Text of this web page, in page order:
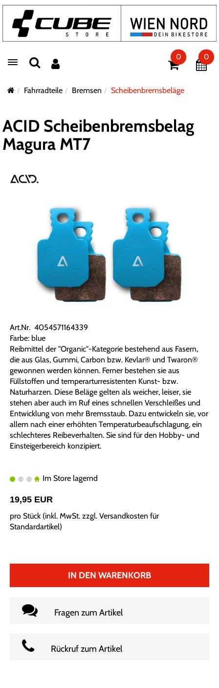
Toggle navigation
0 0
Fahrradteile Bremsen Scheibenbremsbeläge
ACID Scheibenbremsbelag
Magura MT7
Art.Nr. 4054571164339
Farbe: blue
Reibmittel der "Organic"-Kategorie bestehend aus Fasern,
die aus Glas, Gummi, Carbon bzw. Kevlar® und Twaron®
gewonnen werden können. Ferner bestehen sie aus
Füllstoffen und temperarturresistenten Kunst- bzw.
Naturharzen. Diese Beläge gelten als weicher, leiser, sie
stehen aber auch im Ruf eines schnellen Verschleißes und
Entwicklung von mehr Bremsstaub. Dazu entwickeln sie, vor
allem nach einer erhöhten Temperaturbeaufschlagung, ein
schlechteres Reibeverhalten. Sie sind für den Hobby- und
Einsteigerbereich konzipiert.
Im Store lagernd
19,95 EUR
pro Stück (inkl. MwSt. zzgl. Versandkosten für
Standardartikel)
IN DEN WARENKORB
Fragen zum Artikel
Rückruf zum Artikel